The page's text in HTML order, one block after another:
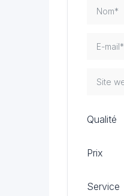
Qualité
Prix
Service